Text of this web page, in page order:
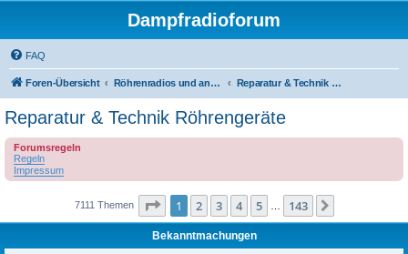
Dampfradioforum
FAQ
Foren-Übersicht Röhrenradios und andere Dampfradios Reparatur & Technik Röhrengeräte
Reparatur & Technik Röhrengeräte
Forumsregeln
Regeln
Impressum
7111 Themen Seite 1von 143
1 2 3 4 5 143
Bekanntmachungen